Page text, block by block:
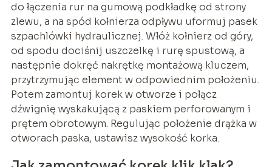
do łączenia rur na gumową podkładkę od strony
zlewu, a na spód kołnierza odpływu uformuj pasek
szpachlówki hydraulicznej. Włóż kołnierz od góry,
od spodu dociśnij uszczelkę i rurę spustową, a
następnie dokręć nakrętkę montażową kluczem,
przytrzymując element w odpowiednim położeniu.
Potem zamontuj korek w otworze i połącz
dźwignię wyskakującą z paskiem perforowanym i
prętem obrotowym. Regulując położenie drążka w
otworach paska, ustawisz wysokość korka.